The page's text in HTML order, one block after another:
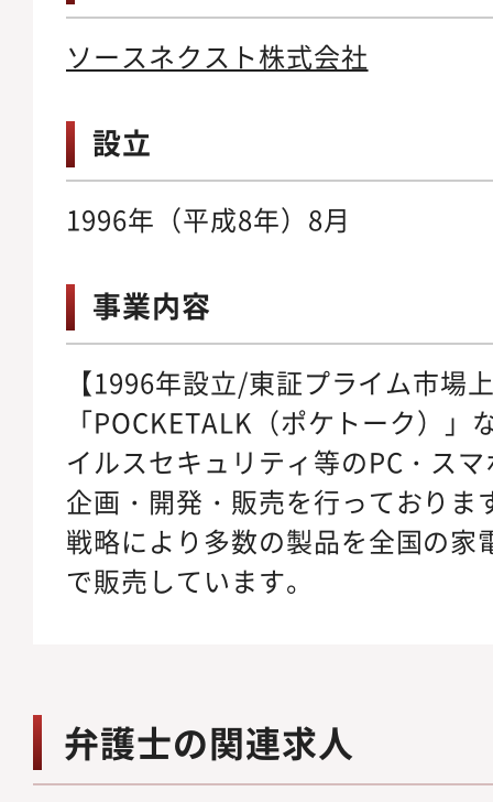
ソースネクスト株式会社
設立
1996年（平成8年）8月
事業内容
【1996年設立/東証プライム市場
「POCKETALK（ポケトーク）
イルスセキュリティ等のPC・ス
企画・開発・販売を行っておりま
戦略により多数の製品を全国の家
で販売しています。
弁護士の関連求人